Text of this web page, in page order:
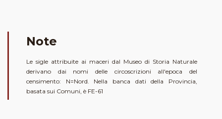
Note
Le sigle attribuite ai maceri dal Museo di Storia Naturale
derivano dai nomi delle circoscrizioni all'epoca del
censimento: N=Nord. Nella banca datidella Provincia,
basata sui Comuni, è FE-61